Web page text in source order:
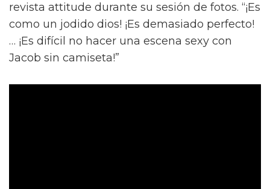
revista attitude durante su sesión de fotos. “¡Es
como un jodido dios! ¡Es demasiado perfecto!
… ¡Es difícil no hacer una escena sexy con
Jacob sin camiseta!”